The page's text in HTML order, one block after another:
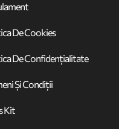
De Cookies
De Confidențialitate
Și Condiții
Kit